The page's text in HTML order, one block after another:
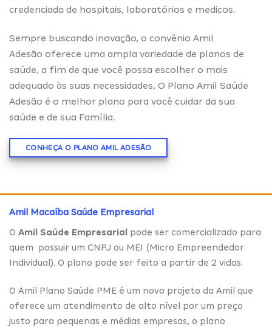
credenciada de hospitais, laboratórios e medicos.
Sempre buscando inovação, o convênio Amil
Adesão oferece uma ampla variedade de planos de
saúde, a fim de que você possa escolher o mais
adequado às suas necessidades, O Plano Amil Saúde
Adesão é o melhor plano para você cuidar da sua
saúde e de sua Família.
CONHEÇA O PLANO AMIL ADESÃO
Amil Macaíba Saúde Empresarial
O Amil Saúde Empresarial
pode ser comercializado para
quem possuir um CNPJ ou MEI (Micro Empreendedor
Individual). O plano pode ser feito a partir de 2 vidas.
O Amil Plano Saúde PME é um novo projeto da Amil que
oferece um atendimento de alto nível por um preço
justo para pequenas e médias empresas, o plano